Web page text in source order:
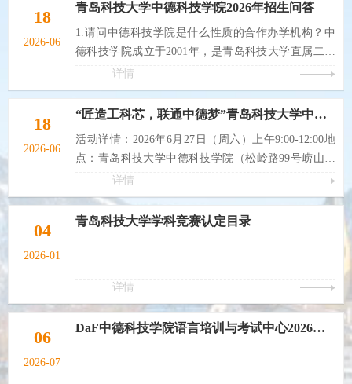
18
2026-06
青岛科技大学中德科技学院2026年招生问答
1.请问中德科技学院是什么性质的合作办学机构？中
德科技学院成立于2001年，是青岛科技大学直属二级
学院，由青岛科技大学与德国帕德博恩大学、锡根大
学、科布伦茨应用科技大学合作组建，是经教育部批
准的实施本科学历教育的中外合作办学机构，纳入中
学的典范。2011年，与伊尔梅瑙工业大学签署合作协
议，选拔我院国内优秀毕业生赴德攻读硕士学位，提
高学院的办学层次。2012年与帕...
详情
18
2026-06
“匠造工科芯，联通中德梦”青岛科技大学中德科技学院2026年“校园开放日”诚邀您的到来！
活动详情：2026年6月27日（周六）上午9:00-12:00地
点：青岛科技大学中德科技学院（松岭路99号崂山校
区南区一号楼）邀请对象：2026届高考毕业生及家长
（建议每个家庭2-3人参加）深耕工科沃土，融汇德式
匠心。为了让广大高考考生及家长直观了解学院德标
德科技学院诚邀各位学子及家...
详情
04
2026-01
青岛科技大学学科竞赛认定目录
详情
06
2026-07
DaF中德科技学院语言培训与考试中心2026德福考试（Test-DaF）备考班